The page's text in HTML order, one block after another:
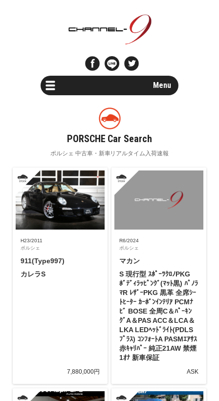
Menu
ポルシェスペシャルショップ一覧
PORSCHE Car Search
ポルシェ 中古車・新車リアルタイム入荷速報
H23/2011
ポルシェ
911(Type997)
カレラS
7,880,000円
R6/2024
ポルシェ
マカン
S 現行型 ｽﾎﾟｰﾂｸﾛﾉPKG
ﾎﾞﾃﾞｨﾗｯﾋﾟﾝｸﾞ(ﾏｯﾄ黒) ﾊﾟﾉﾗ
ﾏR ﾚｻﾞｰPKG 黒革 全席ｼｰ
ﾄﾋｰﾀｰ ｶｰﾎﾞﾝｲﾝﾃﾘｱ PCMﾅ
ﾋﾞ BOSE 全周C＆ﾊﾟｰｷﾝ
ｸﾞA＆PAS ACC＆LCA＆
LKA LEDﾍｯﾄﾞﾗｲﾄ(PDLS
ﾌﾟﾗｽ) ｺﾝﾌｫｰﾄA PASMｴｱｻｽ
赤ｷｬﾘﾊﾟｰ 純正21AW 禁煙
1ｵﾅ 新車保証
ASK